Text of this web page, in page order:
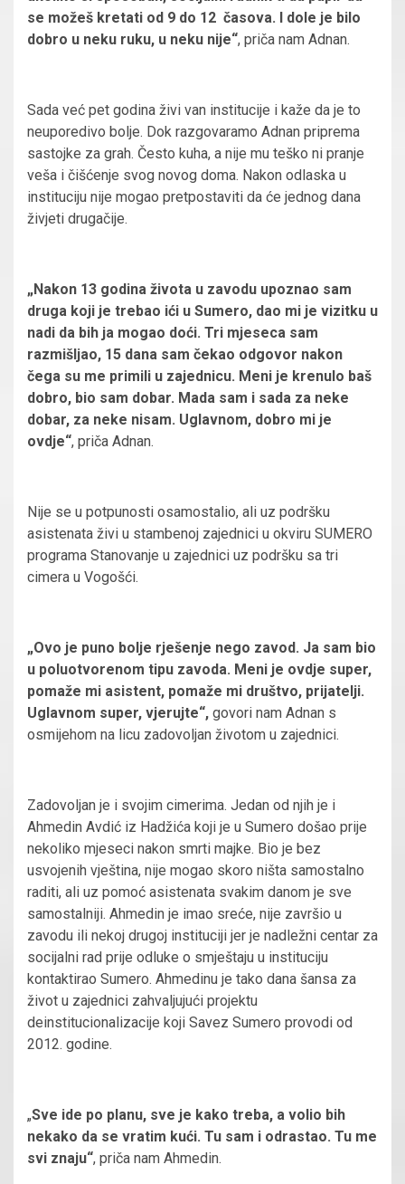
se možeš kretati od 9 do 12 časova. I dole je bilo
dobro u neku ruku, u neku nije“, priča nam Adnan.
Sada već pet godina živi van institucije i kaže da je to
neuporedivo bolje. Dok razgovaramo Adnan priprema
sastojke za grah. Često kuha, a nije mu teško ni pranje
veša i čišćenje svog novog doma. Nakon odlaska u
instituciju nije mogao pretpostaviti da će jednog dana
živjeti drugačije.
„Nakon 13 godina života u zavodu upoznao sam
druga koji je trebao ići u Sumero, dao mi je vizitku u
nadi da bih ja mogao doći. Tri mjeseca sam
razmišljao, 15 dana sam čekao odgovor nakon
čega su me primili u zajednicu. Meni je krenulo baš
dobro, bio sam dobar. Mada sam i sada za neke
dobar, za neke nisam. Uglavnom, dobro mi je
ovdje“, priča Adnan.
Nije se u potpunosti osamostalio, ali uz podršku
asistenata živi u stambenoj zajednici u okviru SUMERO
programa Stanovanje u zajednici uz podršku sa tri
cimera u Vogošći.
„Ovo je puno bolje rješenje nego zavod. Ja sam bio
u poluotvorenom tipu zavoda. Meni je ovdje super,
pomaže mi asistent, pomaže mi društvo, prijatelji.
Uglavnom super, vjerujte“, govori nam Adnan s
osmijehom na licu zadovoljan životom u zajednici.
Zadovoljan je i svojim cimerima. Jedan od njih je i
Ahmedin Avdić iz Hadžića koji je u Sumero došao prije
nekoliko mjeseci nakon smrti majke. Bio je bez
usvojenih vještina, nije mogao skoro ništa samostalno
raditi, ali uz pomoć asistenata svakim danom je sve
samostalniji. Ahmedin je imao sreće, nije završio u
zavodu ili nekoj drugoj instituciji jer je nadležni centar za
socijalni rad prije odluke o smještaju u instituciju
kontaktirao Sumero. Ahmedinu je tako dana šansa za
život u zajednici zahvaljujući projektu
deinstitucionalizacije koji Savez Sumero provodi od
2012. godine.
„Sve ide po planu, sve je kako treba, a volio bih
nekako da se vratim kući. Tu sam i odrastao. Tu me
svi znaju“, priča nam Ahmedin.